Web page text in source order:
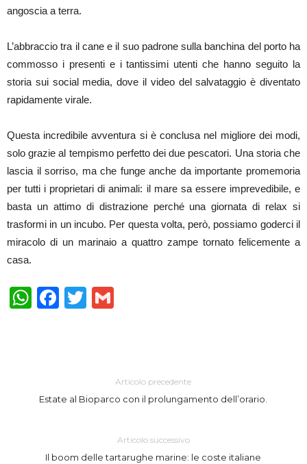
angoscia a terra.
L’abbraccio tra il cane e il suo padrone sulla banchina del porto ha
commosso i presenti e i tantissimi utenti che hanno seguito la
storia sui social media, dove il video del salvataggio è diventato
rapidamente virale.
Questa incredibile avventura si è conclusa nel migliore dei modi,
solo grazie al tempismo perfetto dei due pescatori. Una storia che
lascia il sorriso, ma che funge anche da importante promemoria
per tutti i proprietari di animali: il mare sa essere imprevedibile, e
basta un attimo di distrazione perché una giornata di relax si
trasformi in un incubo. Per questa volta, però, possiamo goderci il
miracolo di un marinaio a quattro zampe tornato felicemente a
casa.
WhatsApp
Facebook
Twitter
Articolo precedente
Estate al Bioparco con il prolungamento dell’orario.
Articolo successivo
Il boom delle tartarughe marine: le coste italiane